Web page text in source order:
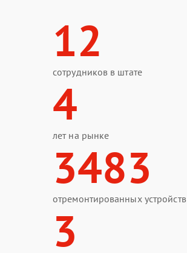
12
сотрудников в штате
4
лет на рынке
3483
отремонтированных устройств
3